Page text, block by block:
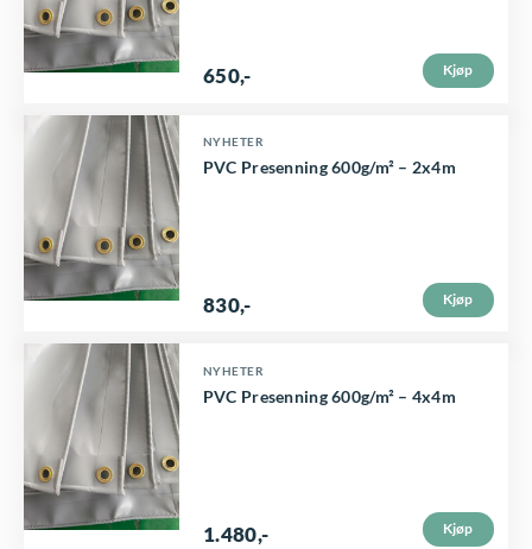
650,- Kjøp
NYHETER
PVC Presenning 600g/m² – 2x4m
830,- Kjøp
NYHETER
PVC Presenning 600g/m² – 4x4m
1.480,- Kjøp